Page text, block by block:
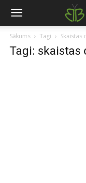
Sākums Tagi Skaistas
Tagi: skaistas